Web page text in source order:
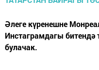
Әлеге күренешне
Инстаграмдагы битендә
булачак.